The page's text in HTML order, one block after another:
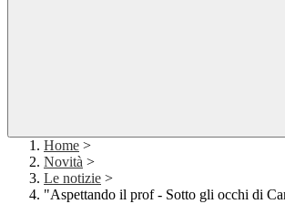
Home >
Novità >
Le notizie >
"Aspettando il prof - Sotto gli occhi di